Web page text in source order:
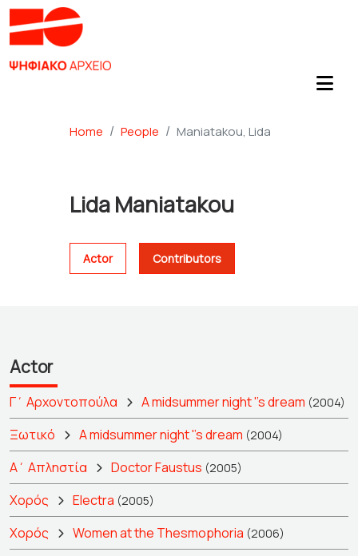
Home People Maniatakou, Lida
Lida Maniatakou
Actor Contributors
Actor
Γ΄ Αρχοντοπούλα A midsummer night ''s dream (2004)
Ξωτικό A midsummer night ''s dream (2004)
Α΄ Απληστία Doctor Faustus (2005)
Χορός Electra (2005)
Χορός Women at the Thesmophoria (2006)